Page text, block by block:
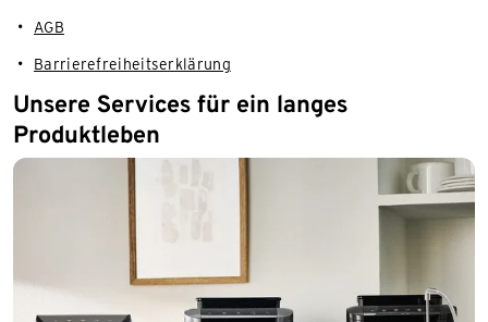
AGB
Barrierefreiheitserklärung
Unsere Services für ein langes
Produktleben